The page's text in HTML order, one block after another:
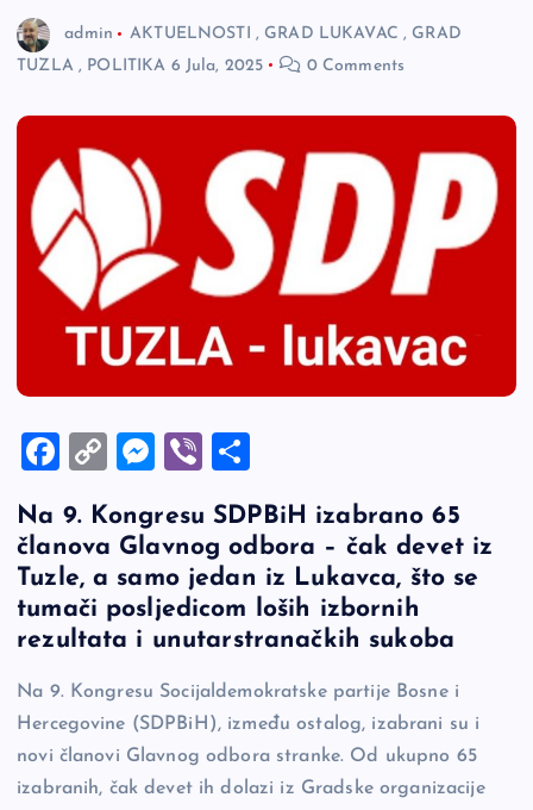
admin AKTUELNOSTI , GRAD LUKAVAC , GRAD
TUZLA, POLITIKA 6 Jula, 2025 0 Comments
F
c
e
b
o
o
k
C
p
y
Li
n
k
M
se
n
g
er
Vi
er ar
e
Na 9. Kongresu SDPBiH izabrano 65
članova Glavnog odbora – čak devet iz
Tuzle, a samo jedan iz Lukavca, što se
tumači posljedicom loših izbornih
rezultata i unutarstranačkih sukoba
Na 9. Kongresu Socijaldemokratske partije Bosne i
Hercegovine (SDPBiH), između ostalog, izabrani su i
novi članovi Glavnog odbora stranke. Od ukupno 65
izabranih, čak devet ih dolazi iz Gradske organizacije